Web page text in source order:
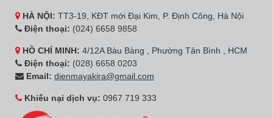
HÀ NỘI: TT3-19, KĐT mới Đại Kim, P. Định Công, Hà Nội
Điện thoại: (024) 6658 9858
HỒ CHÍ MINH: 4/12A Bàu Bàng , Phường Tân Bình , HCM
Điện thoại: (028) 6658 0203
Email: dienmayakira@gmail.com
Khiếu nại dịch vụ: 0967 719 333